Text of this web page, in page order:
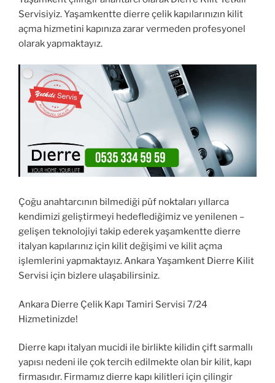
Servisiyiz. Yaşamkentte dierre çelik kapılarınızın kilit
açma hizmetini kapınıza zarar vermeden profesyonel
olarak yapmaktayız.
Çoğu anahtarcının bilmediği püf noktaları yıllarca
kendimizi geliştirmeyi hedeflediğimiz ve yenilenen –
gelişen teknolojiyi takip ederek yaşamkentte dierre
italyan kapılarınız için kilit değişimi ve kilit açma
işlemlerini yapmaktayız. Ankara Yaşamkent Dierre Kilit
Servisi için bizlere ulaşabilirsiniz.
Ankara Dierre Çelik Kapı Tamiri Servisi 7/24
Hizmetinizde!
Dierre kapı italyan mucidi ile birlikte kilidin çift sarmallı
yapısı nedeni ile çok tercih edilmekte olan bir kilit, kapı
firmasıdır. Firmamız dierre kapı kilitleri için çilingir